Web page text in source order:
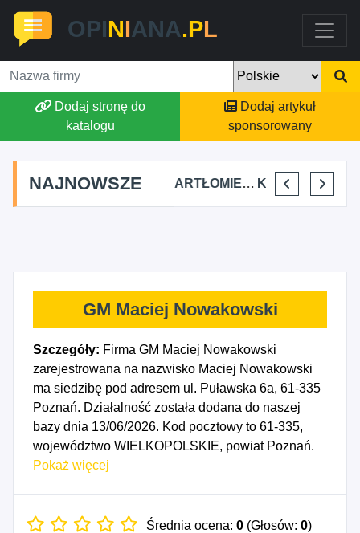
OPINIANA.PL
Dodaj stronę do
katalogu
Dodaj artykuł
sponsorowany
NAJNOWSZE
FJK-IT FILIP SZYMAŃSKI BARTŁOMIEJ DYLIK CLOUDY AFFAIRS INTERNATIONAL KRYSTIAN PISULA
GM Maciej Nowakowski
Szczegóły: Firma GM Maciej Nowakowski
zarejestrowana na nazwisko Maciej Nowakowski
ma siedzibę pod adresem ul. Puławska 6a, 61-335
Poznań. Działalność została dodana do naszej
bazy dnia 13/06/2026. Kod pocztowy to 61-335,
województwo WIELKOPOLSKIE, powiat Poznań.
Numer Identyfikacji Podatkowej NIP to
rozpoczęcia działalności gospodarczej przypada
Pokaż więcej
Średnia ocena: 0 (Głosów: 0)